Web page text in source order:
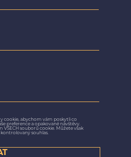
cookie, abychom vám poskytli co
preference a opakované návštěvy.
VŠECH souborů cookie. Můžete však
souhlas.